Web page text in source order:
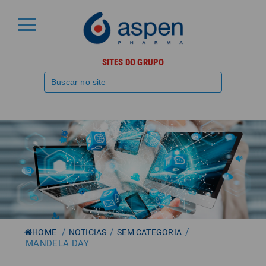
SITES DO GRUPO
HOME / NOTICIAS / SEM CATEGORIA /
MANDELA DAY